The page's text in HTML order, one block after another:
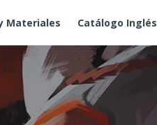
Materiales Catálogo Inglés